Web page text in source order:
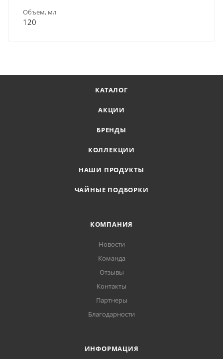
Объем, мл
120
КАТАЛОГ
АКЦИИ
БРЕНДЫ
КОЛЛЕКЦИИ
НАШИ ПРОДУКТЫ
ЧАЙНЫЕ ПОДБОРКИ
КОМПАНИЯ
Новости
Команда
Отзывы
Контакты
Партнеры
Благодарности
ИНФОРМАЦИЯ